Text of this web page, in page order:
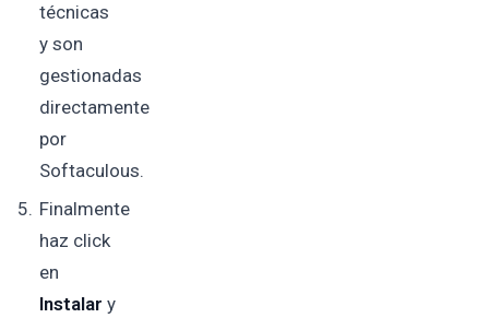
técnicas
y son
gestionadas
directamente
por
Softaculous.
Finalmente
haz click
en
Instalar y